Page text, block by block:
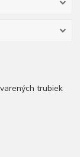
trubiek